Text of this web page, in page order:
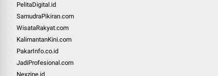
PelitaDigital.id
SamudraPikiran.com
WisataRakyat.com
KalimantanKini.com
PakarInfo.co.id
JadiProfesional.com
Nexzine.id